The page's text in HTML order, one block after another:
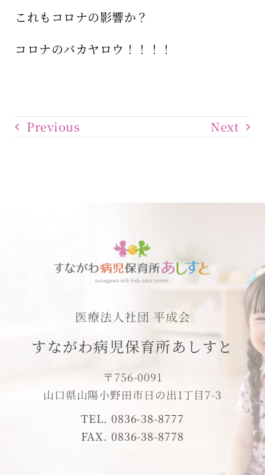
これもコロナの影響か？
コロナのバカヤロウ！！！！
Previous Next
医療法人社団 平成会
すながわ病児保育所あしすと
〒756-0091
山口県山陽小野田市日の出1丁目7-3
TEL. 0836-38-8777
FAX. 0836-38-8778